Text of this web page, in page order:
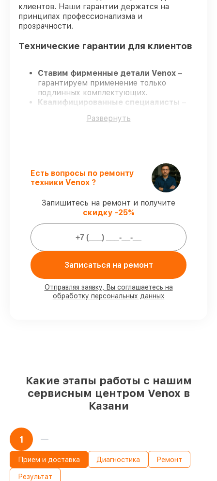
клиентов. Наши гарантии держатся на
принципах профессионализма и
прозрачности.
Технические гарантии для клиентов
Ставим фирменные детали Venox –
гарантируем применение только
подлинных комплектующих.
Квалифицированные специалисты –
обеспечивает надёжную работу
сроки.
Официальная гарантия
– все работы и
запчасти защищены гарантийной
поддержкой до 3 лет.
Мы гарантируем:
80%
заказов проводим с возможностью
личного присутствия владельца
деталей Venox готовы к установке в
Казани, остальные доставляются быстро
Оригинальные комплектующие Venox
Развернуть
Есть вопросы по ремонту
техники Venox ?
Запишитесь на ремонт и получите
скидку -25%
Записаться на ремонт
Отправляя заявку, Вы соглашаетесь на
обработку персональных данных
Какие этапы работы с нашим
сервисным центром Venox в
Казани
1
Прием и доставка Диагностика Ремонт
Результат